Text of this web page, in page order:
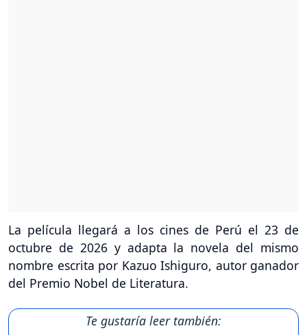
La película llegará a los cines de Perú el 23 de
octubre de 2026 y adapta la novela del mismo
nombre escrita por Kazuo Ishiguro, autor ganador
del Premio Nobel de Literatura.
Te gustaría leer también: